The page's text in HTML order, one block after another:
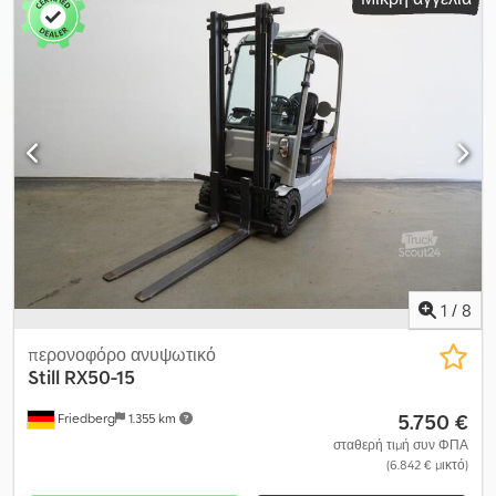
1 / 8
Friedberg 1.355 km
περονοφόρο ανυψωτικό
Still RX50-15
5.750 €
σταθερή τιμή συν ΦΠΑ
(6.842 € μικτό)